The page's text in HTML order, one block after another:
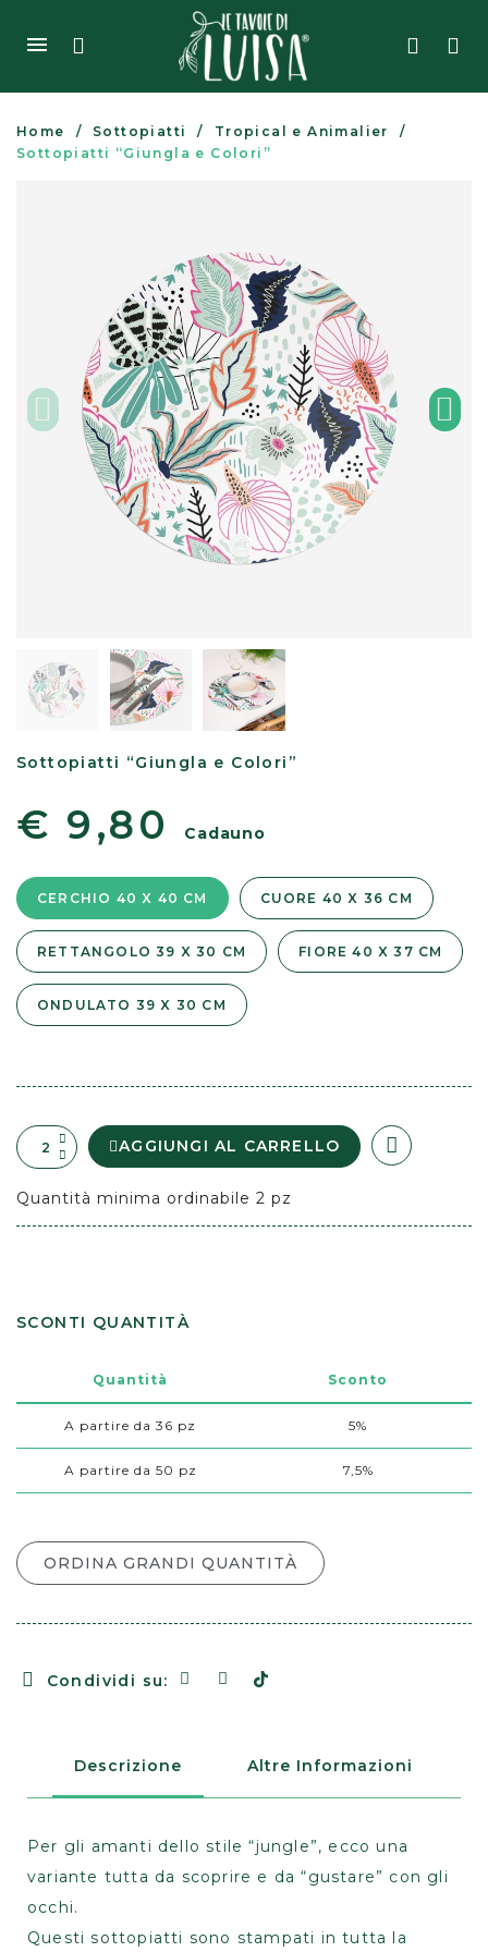
Home Sottopiatti
Tropical e Animalier
Sottopiatti “Giungla e Colori”
Sottopiatti “Giungla e Colori”
€ 9,80 Cadauno
CERCHIO 40 X 40 CM CUORE 40 X 36 CM
RETTANGOLO 39 X 30 CM FIORE 40 X 37 CM
ONDULATO 39 X 30 CM
AGGIUNGI AL CARRELLO
Quantità minima ordinabile 2 pz
SCONTI QUANTITÀ
Quantità Sconto
A partire da 36 pz 5%
A partire da 50 pz 7,5%
ORDINA GRANDI QUANTITÀ
Condividi su:
Descrizione Altre Informazioni
Per gli amanti dello stile “jungle”, ecco una
variante tutta da scoprire e da “gustare” con gli
occhi.
Questi sottopiatti sono stampati in tutta la